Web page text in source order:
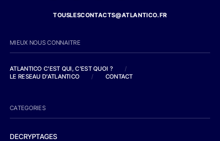
TOUSLESCONTACTS@ATLANTICO.FR
MIEUX NOUS CONNAITRE
ATLANTICO C'EST QUI, C'EST QUOI ?
/
LE RESEAU D'ATLANTICO
/ CONTACT
CATEGORIES
DECRYPTAGES